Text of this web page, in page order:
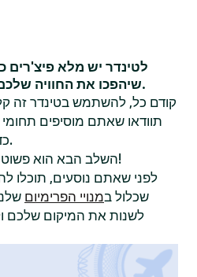
לטינדר יש מלא פיצ'רים
שיהפכו את החוויה שלכם בטינדר לטובה פי אלף.
קודם כל, להשתמש בטינדר זה
תוודאו שאתם מוסיפים תחומי
כדי להשוויץ באישיות שלכם.
השלב הבא הוא!
לפני שאתם נוסעים, תוכלו
שכלול במנויי הפרימיום
לשנות את המיקום שלכם